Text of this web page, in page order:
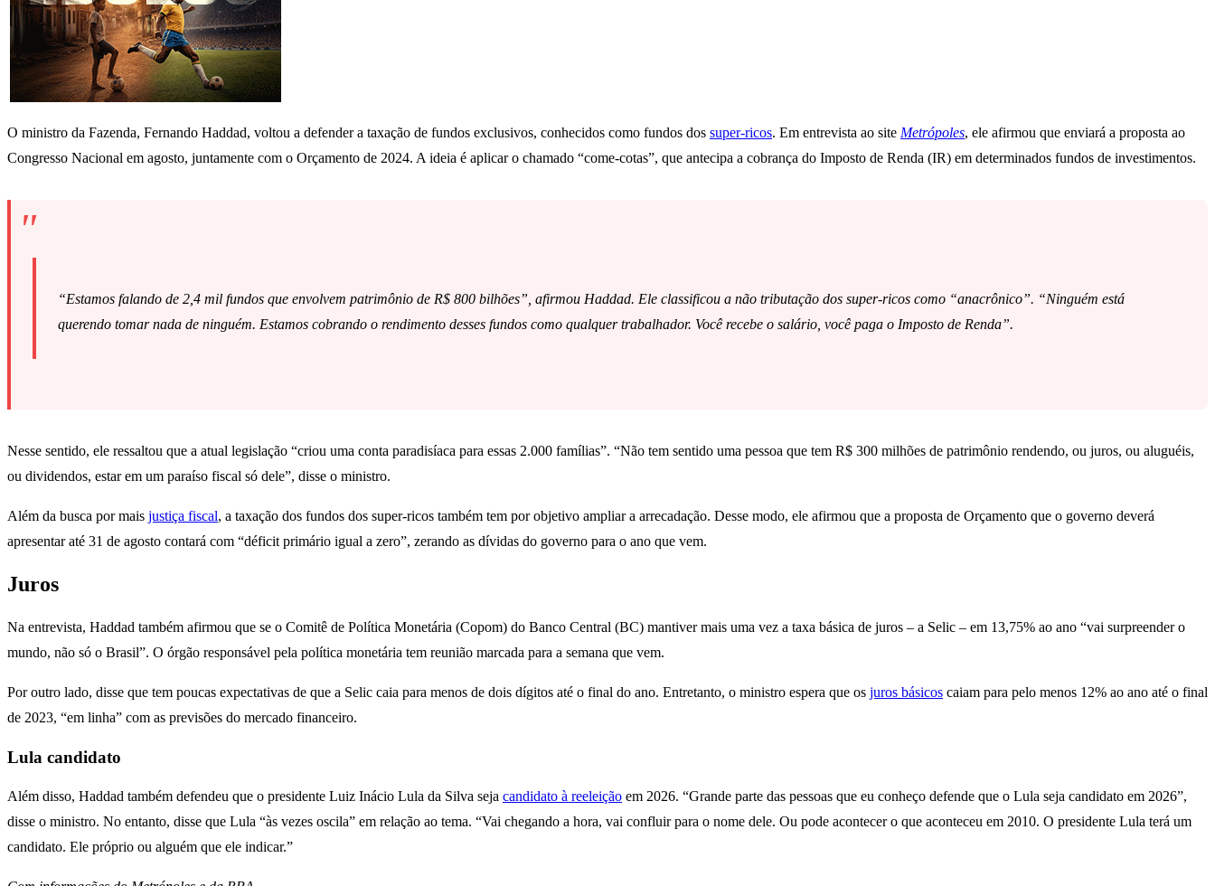
O ministro da Fazenda, Fernando Haddad, voltou a defender a taxação de fundos exclusivos, conhecidos como fundos dos super-ricos. Em entrevista ao site Metrópoles, ele afirmou que enviará a proposta ao
Congresso Nacional em agosto, juntamente com o Orçamento de 2024. A ideia é aplicar o chamado “come-cotas”, que antecipa a cobrança do Imposto de Renda (IR) em determinados fundos de investimentos.
“Estamos falando de 2,4 mil fundos que envolvem patrimônio de R$ 800 bilhões”, afirmou Haddad. Ele classificou a não tributação dos super-ricos como “anacrônico”. “Ninguém está
querendo tomar nada de ninguém. Estamos cobrando o rendimento desses fundos como qualquer trabalhador. Você recebe o salário, você paga o Imposto de Renda”.
Nesse sentido, ele ressaltou que a atual legislação “criou uma conta paradisíaca para essas 2.000 famílias”. “Não tem sentido uma pessoa que tem R$ 300 milhões de patrimônio rendendo, ou juros, ou aluguéis,
ou dividendos, estar em um paraíso fiscal só dele”, disse o ministro.
Além da busca por mais justiça fiscal, a taxação dos fundos dos super-ricos também tem por objetivo ampliar a arrecadação. Desse modo, ele afirmou que a proposta de Orçamento que o governo deverá
apresentar até 31 de agosto contará com “déficit primário igual a zero”, zerando as dívidas do governo para o ano que vem.
Juros
Na entrevista, Haddad também afirmou que se o Comitê de Política Monetária (Copom) do Banco Central (BC) mantiver mais uma vez a taxa básica de juros – a Selic – em 13,75% ao ano “vai surpreender o
mundo, não só o Brasil”. O órgão responsável pela política monetária tem reunião marcada para a semana que vem.
Por outro lado, disse que tem poucas expectativas de que a Selic caia para menos de dois dígitos até o final do ano. Entretanto, o ministro espera que os juros básicos caiam para pelo menos 12% ao ano até o final
de 2023, “em linha” com as previsões do mercado financeiro.
Lula candidato
Além disso, Haddad também defendeu que o presidente Luiz Inácio Lula da Silva seja candidato à reeleição em 2026. “Grande parte das pessoas que eu conheço defende que o Lula seja candidato em 2026”,
disse o ministro. No entanto, disse que Lula “às vezes oscila” em relação ao tema. “Vai chegando a hora, vai confluir para o nome dele. Ou pode acontecer o que aconteceu em 2010. O presidente Lula terá um
candidato. Ele próprio ou alguém que ele indicar.”